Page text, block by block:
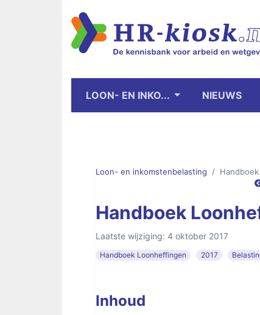
LOON- EN INKO... NIEUWS
Loon- en inkomstenbelasting
Handboek
Laatste wijziging: 4 oktober 2017
Handboek Loonheffingen 2017
Inhoud